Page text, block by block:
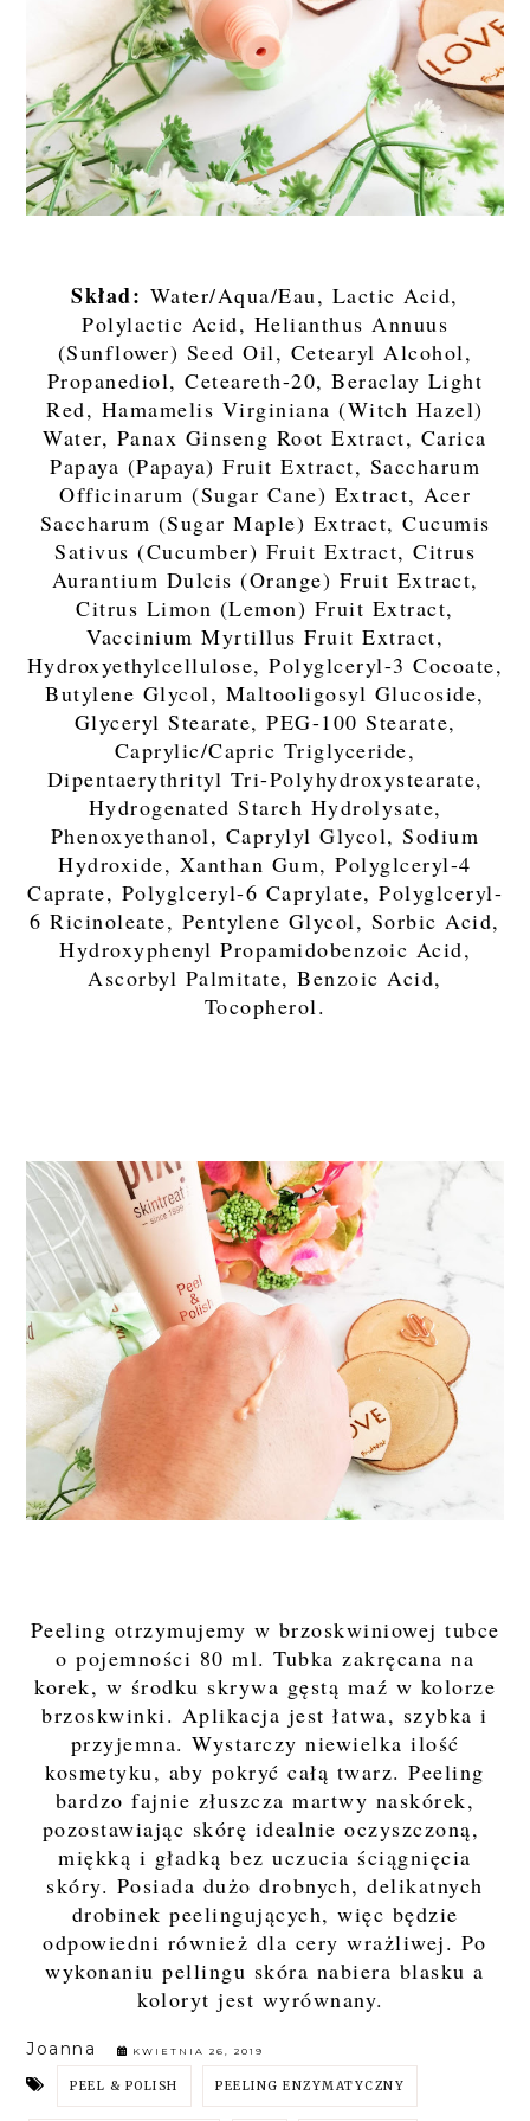
Skład: Water/Aqua/Eau, Lactic Acid,
Polylactic Acid, Helianthus Annuus
(Sunflower) Seed Oil, Cetearyl Alcohol,
Propanediol, Ceteareth-20, Beraclay Light
Red, Hamamelis Virginiana (Witch Hazel)
Water, Panax Ginseng Root Extract, Carica
Papaya (Papaya) Fruit Extract, Saccharum
Officinarum (Sugar Cane) Extract, Acer
Saccharum (Sugar Maple) Extract, Cucumis
Sativus (Cucumber) Fruit Extract, Citrus
Aurantium Dulcis (Orange) Fruit Extract,
Citrus Limon (Lemon) Fruit Extract,
Vaccinium Myrtillus Fruit Extract,
Hydroxyethylcellulose, Polyglceryl-3 Cocoate,
Butylene Glycol, Maltooligosyl Glucoside,
Glyceryl Stearate, PEG-100 Stearate,
Caprylic/Capric Triglyceride,
Dipentaerythrityl Tri-Polyhydroxystearate,
Hydrogenated Starch Hydrolysate,
Phenoxyethanol, Caprylyl Glycol, Sodium
Hydroxide, Xanthan Gum, Polyglceryl-4
Caprate, Polyglceryl-6 Caprylate, Polyglceryl-
6 Ricinoleate, Pentylene Glycol, Sorbic Acid,
Hydroxyphenyl Propamidobenzoic Acid,
Ascorbyl Palmitate, Benzoic Acid,
Tocopherol.
Peeling otrzymujemy w brzoskwiniowej tubce
o pojemności 80 ml. Tubka zakręcana na
korek, w środku skrywa gęstą maź w kolorze
brzoskwinki. Aplikacja jest łatwa, szybka i
przyjemna. Wystarczy niewielka ilość
kosmetyku, aby pokryć całą twarz. Peeling
bardzo fajnie złuszcza martwy naskórek,
pozostawiając skórę idealnie oczyszczoną,
miękką i gładką bez uczucia ściągnięcia
skóry. Posiada dużo drobnych, delikatnych
drobinek peelingujących, więc będzie
odpowiedni również dla cery wrażliwej. Po
wykonaniu pellingu skóra nabiera blasku a
koloryt jest wyrównany.
Joanna KWIETNIA 26, 2019
PEEL & POLISH PEELING ENZYMATYCZNY